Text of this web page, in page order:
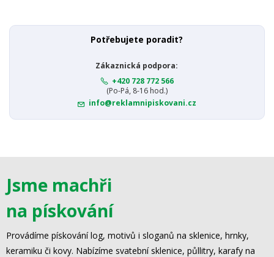
Potřebujete poradit?
Zákaznická podpora:
+420 728 772 566
(Po-Pá, 8-16 hod.)
info@reklamnipiskovani.cz
Jsme machři
na pískování
Provádíme pískování log, motivů i sloganů na sklenice, hrnky,
keramiku či kovy. Nabízíme svatební sklenice, půllitry, karafy na